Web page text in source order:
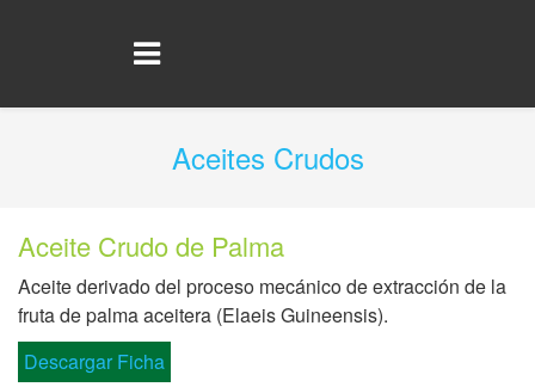
Aceites Crudos
Aceite Crudo de Palma
Aceite derivado del proceso mecánico de extracción de la
fruta de palma aceitera (Elaeis Guineensis).
Descargar Ficha